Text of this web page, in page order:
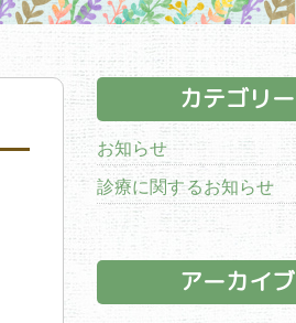
カテゴリー
お知らせ
診療に関するお知らせ
アーカイブ